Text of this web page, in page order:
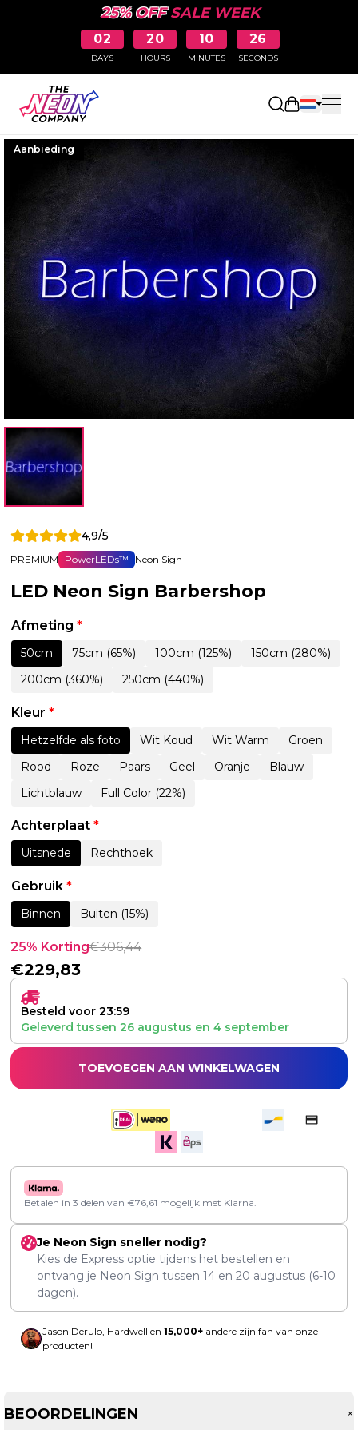
25% OFFSALE WEEK
02
DAYS
20
HOURS
10
MINUTES
26
SECONDS
Aanbieding
4,9/5
PREMIUM PowerLEDs™ Neon Sign
LED Neon Sign Barbershop
Afmeting *
50cm 75cm (65%) 100cm (125%)
150cm (280%)
200cm (360%)
250cm (440%)
Kleur *
Hetzelfde als foto Wit Koud Wit Warm
Groen
Rood
Roze Paars Geel Oranje
Blauw
Lichtblauw
Full Color (22%)
Achterplaat *
Uitsnede Rechthoek
Gebruik *
Binnen Buiten (15%)
25% Korting€306,44
€229,83
Besteld voor 23:59
Geleverd tussen 26 augustus en 4 september
TOEVOEGEN AAN WINKELWAGEN
Betalen in 3 delen van €76,61 mogelijk met Klarna.
Je Neon Sign sneller nodig?
Kies de Express optie tijdens het bestellen en
ontvang je Neon Sign tussen 14 en 20 augustus (6-10
dagen).
Jason Derulo, Hardwell en 15,000+ andere zijn fan van onze
producten!
BEOORDELINGEN +